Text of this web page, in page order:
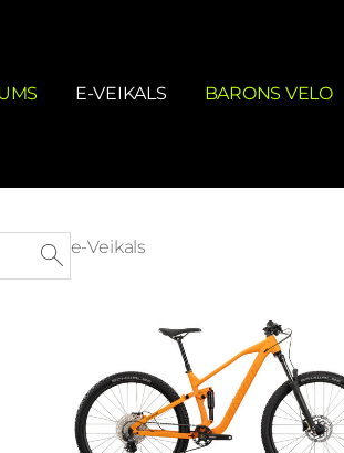
E-VEIKALS BARONS VELO
e-Veikals